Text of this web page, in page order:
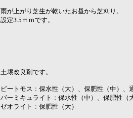
雨が上がり芝生が乾いたお昼から芝刈り。
設定3.5ｍｍです。
土壌改良剤です。
ピートモス：保水性（大）、保肥性（中）、
バーミキュライト：保水性（中）、保肥性（
ゼオライト：保肥性（大）